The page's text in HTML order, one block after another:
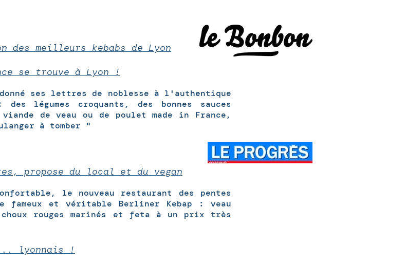
meilleurs kebabs de Lyon
se trouve à Lyon !
ses lettres de noblesse à l'authentique
légumes croquants, des bonnes sauces
de veau ou de poulet made in France,
à tomber "
propose du local et du vegan
le nouveau restaurant des pentes
fameux et véritable Berliner Kebap : veau
rouges marinés et feta à un prix très
lyonnais !